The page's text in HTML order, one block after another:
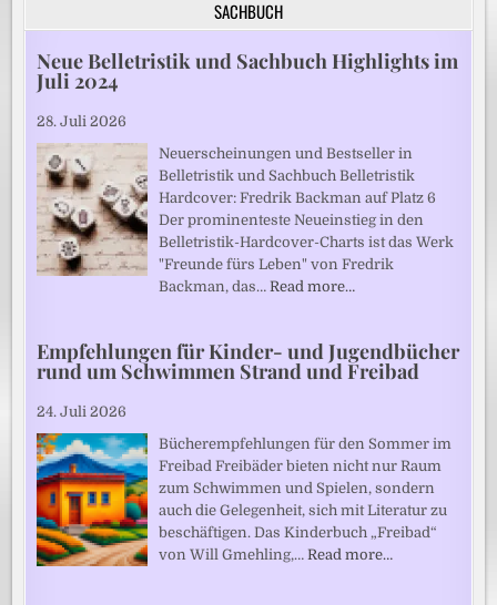
SACHBUCH
Neue Belletristik und Sachbuch Highlights im
Juli 2024
28. Juli 2026
Neuerscheinungen und Bestseller in
Belletristik und Sachbuch Belletristik
Hardcover: Fredrik Backman auf Platz 6
Der prominenteste Neueinstieg in den
Belletristik-Hardcover-Charts ist das Werk
"Freunde fürs Leben" von Fredrik
Backman, das…Read more…
Empfehlungen für Kinder- und Jugendbücher
rund um Schwimmen Strand und Freibad
24. Juli 2026
Bücherempfehlungen für den Sommer im
Freibad Freibäder bieten nicht nur Raum
zum Schwimmen und Spielen, sondern
auch die Gelegenheit, sich mit Literatur zu
beschäftigen. Das Kinderbuch „Freibad“
von Will Gmehling,…Read more…